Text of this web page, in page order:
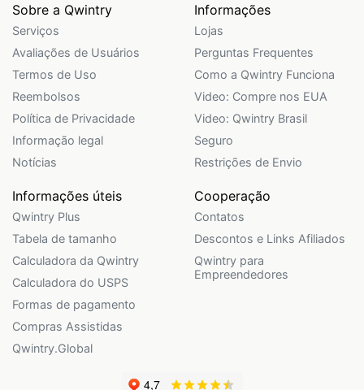
Sobre a Qwintry
Serviços
Avaliações de Usuários
Termos de Uso
Reembolsos
Política de Privacidade
Informação legal
Notícias
Informações
Lojas
Perguntas Frequentes
Como a Qwintry Funciona
Video: Compre nos EUA
Video: Qwintry Brasil
Seguro
Restrições de Envio
Informações úteis
Qwintry Plus
Tabela de tamanho
Calculadora da Qwintry
Calculadora do USPS
Formas de pagamento
Compras Assistidas
Qwintry.Global
Cooperação
Contatos
Descontos e Links Afiliados
Qwintry para
Empreendedores